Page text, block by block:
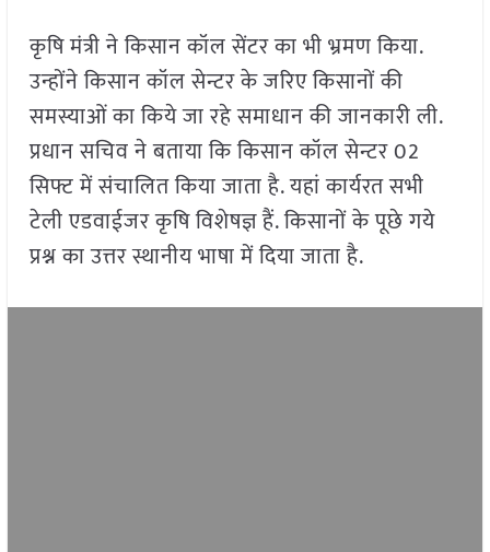
कृषि मंत्री ने किसान कॉल सेंटर का भी भ्रमण किया.
उन्होंने किसान कॉल सेन्टर के जरिए किसानों की
समस्याओं का किये जा रहे समाधान की जानकारी ली.
प्रधान सचिव ने बताया कि किसान कॉल सेन्टर 02
सिफ्ट में संचालित किया जाता है. यहां कार्यरत सभी
टेली एडवाईजर कृषि विशेषज्ञ हैं. किसानों के पूछे गये
प्रश्न का उत्तर स्थानीय भाषा में दिया जाता है.